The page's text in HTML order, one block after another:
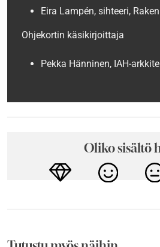
Eira Lampén, sihteeri,
Ohjekortin käsikirjoittaja
Pekka Hänninen, IAH-
Oliko sisältö